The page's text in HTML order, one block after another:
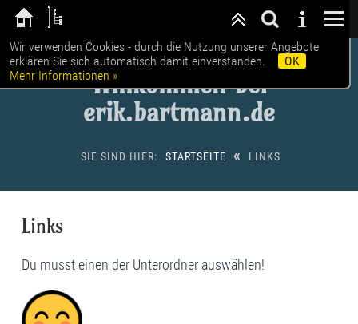
Willkommen bei
erik.bartmann.de
SIE SIND HIER: STARTSEITE « LINKS
Links
Du musst einen der Unterordner auswählen!
Wir verwenden Cookies - durch die Nutzung unserer Angebote
erklären Sie sich automatisch damit einverstanden.
OK
Mehr Informationen »